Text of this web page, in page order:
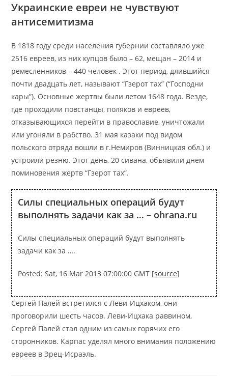
Украинские евреи не чувствуют
антисемитизма
В 1818 году среди населения губернии составляло уже
2516 евреев, из них купцов было – 62, мещан – 2014 и
ремесленников – 440 человек . Этот период, длившийся
почти двадцать лет, называют “Гзерот тах” (“Господни
кары”). Основные жертвы были летом 1648 года. Везде,
где проходили повстанцы, поляков и евреев,
отказывающихся перейти в православие, уничтожали
или угоняли в рабство. 31 мая казаки под видом
польского отряда вошли в г.Немиров (Винницкая обл.) и
устроили резню. Этот день, 20 сивана, объявили днем
поминовения жертв “Гзерот тах”.
Силы специальных операций будут
выполнять задачи как за … – ohrana.ru
Силы специальных операций будут выполнять
задачи как за ….
Posted: Sat, 16 Mar 2013 07:00:00 GMT [source]
Сергей Палей встретился с Леви-Ицхаком, они
проговорили шесть часов. Леви-Ицхака раввином,
Сергей Палей стал одним из самых горячих его
сторонников. Карпас уделял много внимания положению
евреев в Эрец-Исраэль.